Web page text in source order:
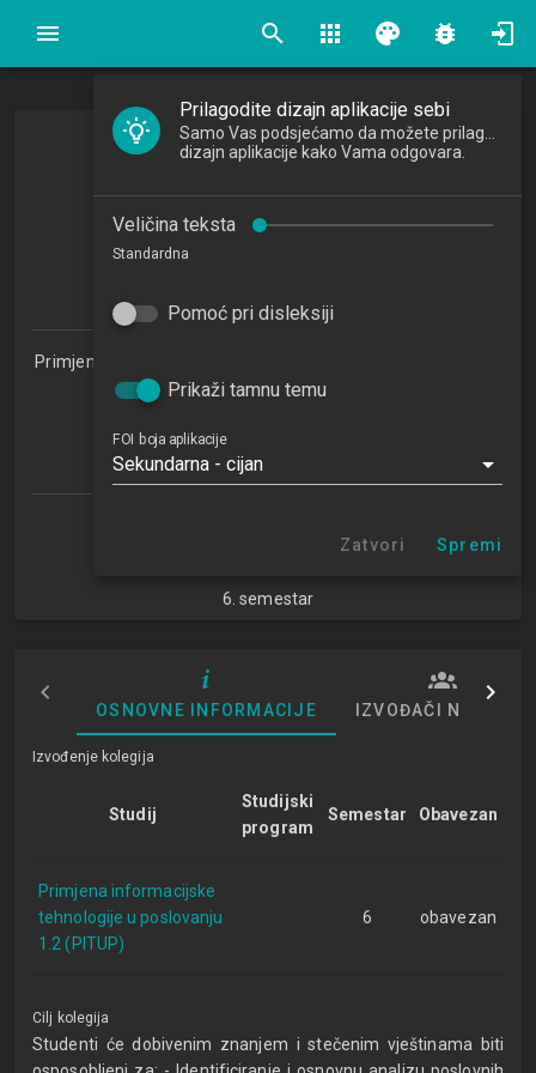
search apps palette bug_report
Modeliranje procesa i aplikacija
Modelling Processes and Applications
2017/2018
Primjena informacijske tehnologije u poslovanju 1.2 (PITUP)
Studijski centar Križevci (PITUP 1.2)
Studijski centar Sisak
Studijski centar Zabok
6. semestar
OSNOVNE INFORMACIJE IZVOĐAČI NASTAVE
Izvođenje kolegija
Studij
Studijski
program
Semestar Obavezan
Primjena informacijske
tehnologije u poslovanju
1.2 (PITUP)
6 obavezan
Cilj kolegija
Studenti će dobivenim znanjem i stečenim vještinama biti
Prilagodite dizajn aplikacije sebi
dizajn aplikacije kako Vama odgovara.
Veličina teksta
Standardna
Pomoć pri disleksiji
Prikaži tamnu temu
FOI boja aplikacije
Sekundarna - cijan
Zatvori Spremi